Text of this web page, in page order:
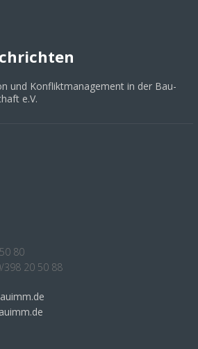
und Konfliktmanagement in der Bau-
e.V.
80
398 20 50 88